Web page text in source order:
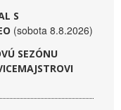
S
(sobota 8.8.2026)
SEZÓNU